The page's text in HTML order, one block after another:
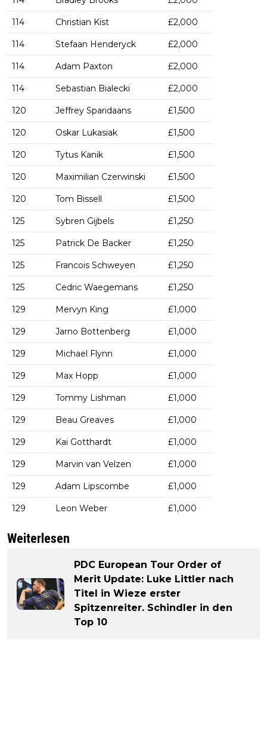
114 Christian Kist £2,000
114 Stefaan Henderyck £2,000
114 Adam Paxton £2,000
114 Sebastian Bialecki £2,000
120 Jeffrey Sparidaans £1,500
120 Oskar Lukasiak £1,500
120 Tytus Kanik £1,500
120 Maximilian Czerwinski £1,500
120 Tom Bissell £1,500
125 Sybren Gijbels £1,250
125 Patrick De Backer £1,250
125 Francois Schweyen £1,250
125 Cedric Waegemans £1,250
129 Mervyn King £1,000
129 Jarno Bottenberg £1,000
129 Michael Flynn £1,000
129 Max Hopp £1,000
129 Tommy Lishman £1,000
129 Beau Greaves £1,000
129 Kai Gotthardt £1,000
129 Marvin van Velzen £1,000
129 Adam Lipscombe £1,000
129 Leon Weber £1,000
Weiterlesen
PDC European Tour Order of
Merit Update: Luke Littler nach
Titel in Wieze erster
Spitzenreiter. Schindler in den
Top 10